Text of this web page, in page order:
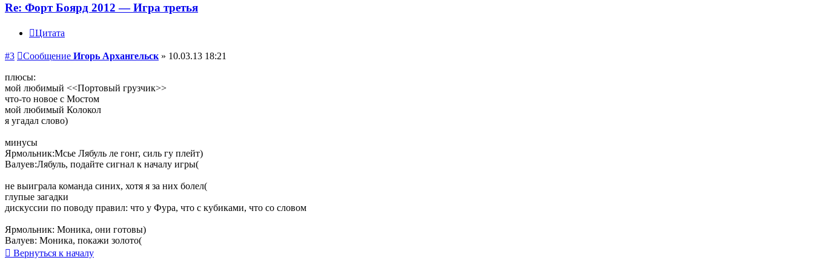
Re: Форт Боярд 2012 — Игра третья
Цитата
#3 Сообщение Игорь Архангельск » 10.03.13 18:21
плюсы:
мой любимый <<Портовый грузчик>>
что-то новое с Мостом
мой любимый Колокол
я угадал слово)
минусы
Ярмольник:Мсье Лябуль ле гонг, силь гу плейт)
Валуев:Лябуль, подайте сигнал к началу игры(
не выиграла команда синих, хотя я за них болел(
глупые загадки
дискуссии по поводу правил: что у Фура, что с кубиками, что со словом
Ярмольник: Моника, они готовы)
Валуев: Моника, покажи золото(
Вернуться к началу